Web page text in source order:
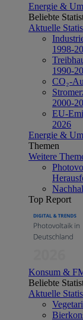
Energie &
Beliebte
Aktuelle
1998-
1990-
CO₂-
2000-
EU-
2026
Energie &
Themen
Weitere
Top Report
Konsum &
Beliebte
Aktuelle